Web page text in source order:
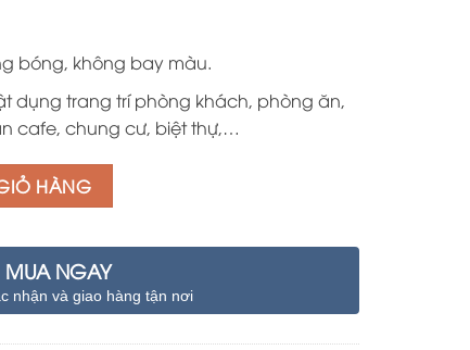
bóng, không bay màu.
dụng trang trí phòng khách, phòng ăn,
cafe, chung cư, biệt thự,…
HÀNG
MUA NGAY
nhận và giao hàng tận nơi